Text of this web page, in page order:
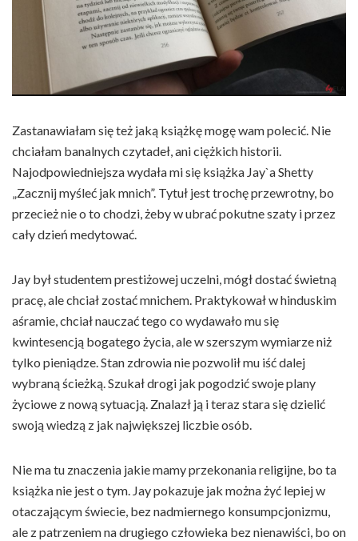
Zastanawiałam się też jaką książkę mogę wam polecić. Nie
chciałam banalnych czytadeł, ani ciężkich historii.
Najodpowiedniejsza wydała mi się książka Jay`a Shetty
„Zacznij myśleć jak mnich”. Tytuł jest trochę przewrotny, bo
przecież nie o to chodzi, żeby w ubrać pokutne szaty i przez
cały dzień medytować.
Jay był studentem prestiżowej uczelni, mógł dostać świetną
pracę, ale chciał zostać mnichem. Praktykował w hinduskim
aśramie, chciał nauczać tego co wydawało mu się
kwintesencją bogatego życia, ale w szerszym wymiarze niż
tylko pieniądze. Stan zdrowia nie pozwolił mu iść dalej
wybraną ścieżką. Szukał drogi jak pogodzić swoje plany
życiowe z nową sytuacją. Znalazł ją i teraz stara się dzielić
swoją wiedzą z jak największej liczbie osób.
Nie ma tu znaczenia jakie mamy przekonania religijne, bo ta
książka nie jest o tym. Jay pokazuje jak można żyć lepiej w
otaczającym świecie, bez nadmiernego konsumpcjonizmu,
ale z patrzeniem na drugiego człowieka bez nienawiści, bo on